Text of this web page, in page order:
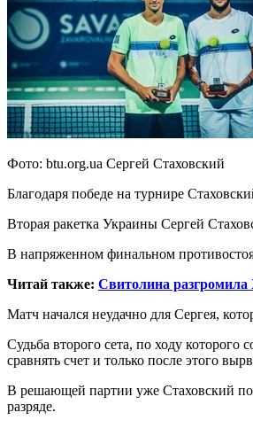
Фото: btu.org.ua Сергей Стаховский
Благодаря победе на турнире
Вторая ракетка Украины Сергей
В напряженном финальном
Читай также: Свитолина
Матч начался неудачно для Сергея,
Судьба второго сета, по ходу
сравнять счет и только после этого
В решающей партии уже Стаховский
разряде.